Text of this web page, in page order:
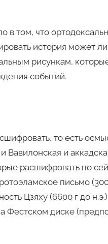
том, что
история может
рисункам,
событий.
то есть
Вавилонская и
расшифровать по
письмо
Цзяху (6600 г до
Фестском диске